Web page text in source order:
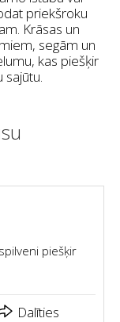
priekšroku
Krāsas un
segām un
kas piešķir
sajūtu.
piešķir
Dalīties